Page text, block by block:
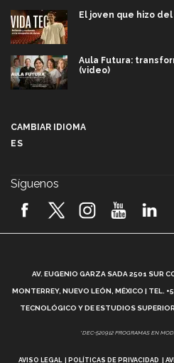
El joven que hizo
Aula Futura:
(video)
2026! (video)
¿Cómo es el Modelo
Vida Tec:
CAMBIAR IDIOMA
ES
Síguenos
AV. EUGENIO GARZA SADA 2501 SUR
MONTERREY, NUEVO LEÓN, MÉXICO |
TECNOLÓGICO Y DE ESTUDIOS
*DEC-520912 PROGRAMAS EN
AVISO LEGAL POLÍTICAS DE PRIVACIDAD